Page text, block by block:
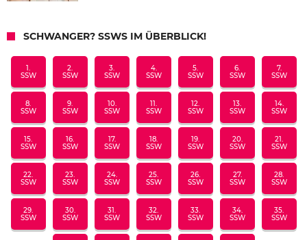
SCHWANGER? SSWS IM ÜBERBLICK!
1.
SSW
2.
SSW
3.
SSW
4.
SSW
5.
SSW
6.
SSW
7.
SSW
8.
SSW
9.
SSW
10.
SSW
11.
SSW
12.
SSW
13.
SSW
14.
SSW
15.
SSW
16.
SSW
17.
SSW
18.
SSW
19.
SSW
20.
SSW
21.
SSW
22.
SSW
23.
SSW
24.
SSW
25.
SSW
26.
SSW
27.
SSW
28.
SSW
29.
SSW
30.
SSW
31.
SSW
32.
SSW
33.
SSW
34.
SSW
35.
SSW